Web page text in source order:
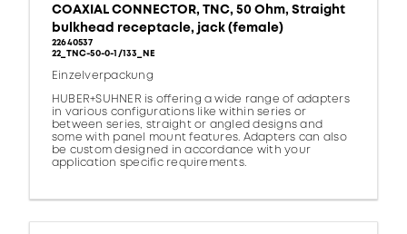
COAXIAL CONNECTOR, TNC, 50 Ohm, Straight
bulkhead receptacle, jack (female)
22640537
22_TNC-50-0-1/133_NE
Einzelverpackung
HUBER+SUHNER is offering a wide range of adapters
in various configurations like within series or
between series, straight or angled designs and
some with panel mount features. Adapters can also
be custom designed in accordance with your
application specific requirements.